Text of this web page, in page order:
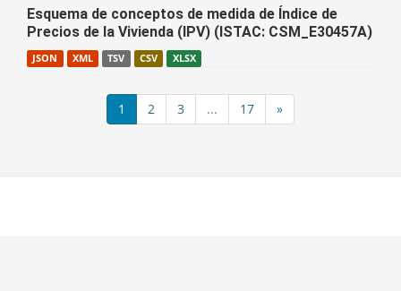
Esquema de conceptos de medida de Índice de
Precios de la Vivienda (IPV) (ISTAC: CSM_E30457A)
JSON XML TSV CSV XLSX
1 2 3 ... 17 »